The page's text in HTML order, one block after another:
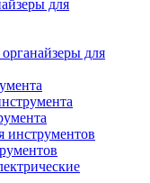
для
для
инструментов